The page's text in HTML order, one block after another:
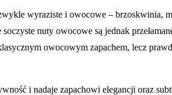
wyraziste i owocowe – brzoskwinia,
nuty owocowe są jednak
owocowym zapachem, lecz
i nadaje zapachowi elegancji oraz